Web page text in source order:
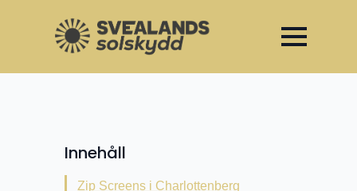
Invigning av vårt showroom –
Unika öppningserbjudanden t.o.m 30 april
Innehåll
Zip Screens i Charlottenberg